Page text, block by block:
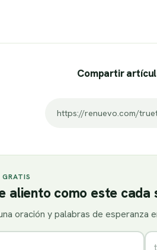
Compartir
https://renuevo.com/
aliento como este cada
oración y palabras de esperanza